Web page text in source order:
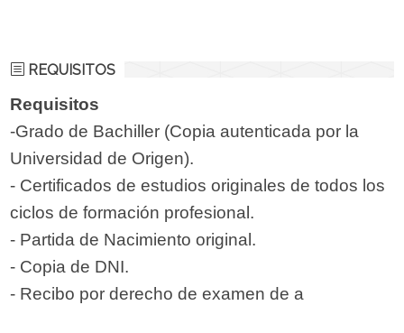
REQUISITOS
Requisitos
-Grado de Bachiller (Copia autenticada por la
Universidad de Origen).
- Certificados de estudios originales de todos los
ciclos de formación profesional.
- Partida de Nacimiento original.
- Copia de DNI.
- Recibo por derecho de examen de a